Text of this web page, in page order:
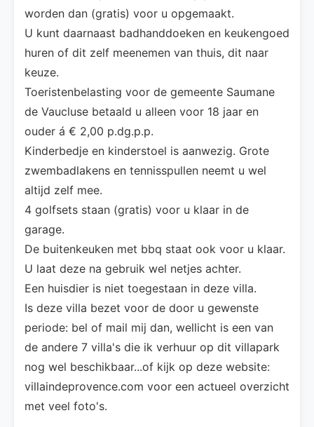
worden dan (gratis) voor u opgemaakt.
U kunt daarnaast badhanddoeken en keukengoed
huren of dit zelf meenemen van thuis, dit naar
keuze.
Toeristenbelasting voor de gemeente Saumane
de Vaucluse betaald u alleen voor 18 jaar en
ouder á € 2,00 p.dg.p.p.
Kinderbedje en kinderstoel is aanwezig. Grote
zwembadlakens en tennisspullen neemt u wel
altijd zelf mee.
4 golfsets staan (gratis) voor u klaar in de
garage.
De buitenkeuken met bbq staat ook voor u klaar.
U laat deze na gebruik wel netjes achter.
Een huisdier is niet toegestaan in deze villa.
Is deze villa bezet voor de door u gewenste
periode: bel of mail mij dan, wellicht is een van
de andere 7 villa's die ik verhuur op dit villapark
nog wel beschikbaar...of kijk op deze website:
villaindeprovence.com voor een actueel overzicht
met veel foto's.